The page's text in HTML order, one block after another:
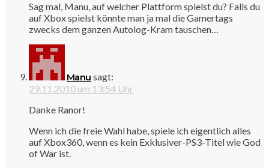
Sag mal, Manu, auf welcher Plattform spielst du? Falls du
auf Xbox spielst könnte man ja mal die Gamertags
zwecks dem ganzen Autolog-Kram tauschen…
Manu sagt:
29.11.2010 um 13:54 Uhr
Danke Ranor!
Wenn ich die freie Wahl habe, spiele ich eigentlich alles
auf Xbox360, wenn es kein Exklusiver-PS3-Titel wie God
of War ist.